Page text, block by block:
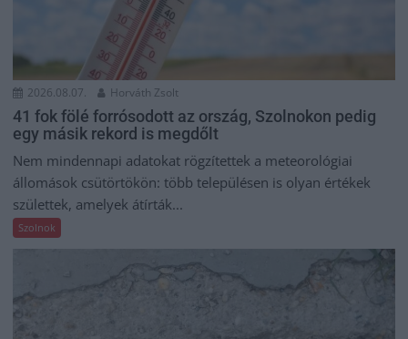
2026.08.07. Horváth Zsolt
41 fok fölé forrósodott az ország, Szolnokon pedig
egy másik rekord is megdőlt
Nem mindennapi adatokat rögzítettek a meteorológiai
állomások csütörtökön: több településen is olyan értékek
születtek, amelyek átírták...
Szolnok